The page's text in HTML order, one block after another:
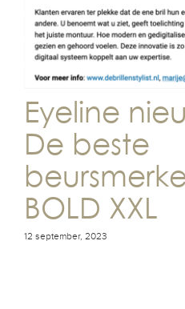
Eyeline
De beste
BOLD XXL
12 september, 2023